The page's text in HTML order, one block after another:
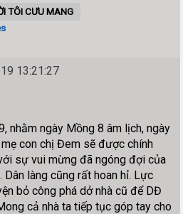
TÔI CƯU MANG
13:21:27
nhằm ngày Mồng 8 âm lịch, ngày
con chị Đem sẽ được chính
sự vui mừng đã ngóng đợi của
làng cũng rất hoan hỉ. Lực
bỏ công phá dở nhà cũ để DĐ
cả nhà ta tiếp tục góp tay cho